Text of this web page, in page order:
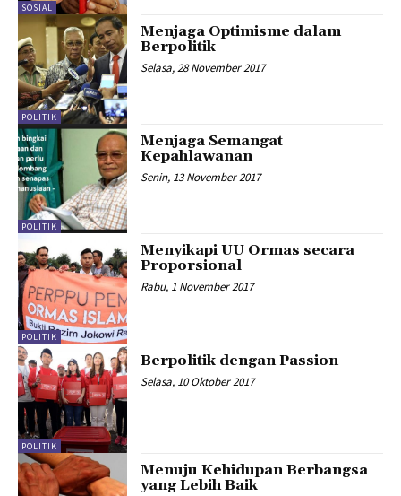
SOSIAL
POLITIK
Menjaga Optimisme dalam
Berpolitik
Selasa, 28 November 2017
POLITIK
Menjaga Semangat
Kepahlawanan
Senin, 13 November 2017
POLITIK
Menyikapi UU Ormas secara
Proporsional
Rabu, 1 November 2017
POLITIK
Berpolitik dengan Passion
Selasa, 10 Oktober 2017
Menuju Kehidupan Berbangsa
yang Lebih Baik